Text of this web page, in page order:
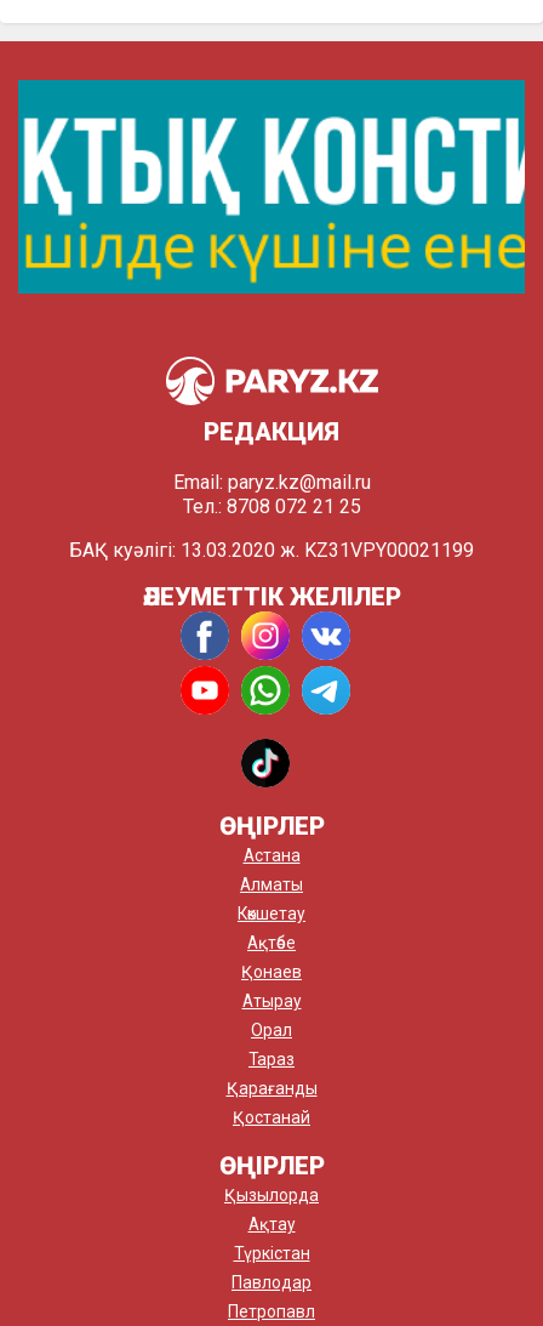
РЕДАКЦИЯ
Email: paryz.kz@mail.ru
Тел.: 8708 072 21 25
БАҚ куәлігі: 13.03.2020 ж. KZ31VPY00021199
ӘЛЕУМЕТТІК ЖЕЛІЛЕР
ӨҢІРЛЕР
Астана
Алматы
Көкшетау
Ақтөбе
Қонаев
Атырау
Орал
Тараз
Қарағанды
Қостанай
ӨҢІРЛЕР
Қызылорда
Ақтау
Түркістан
Павлодар
Петропавл